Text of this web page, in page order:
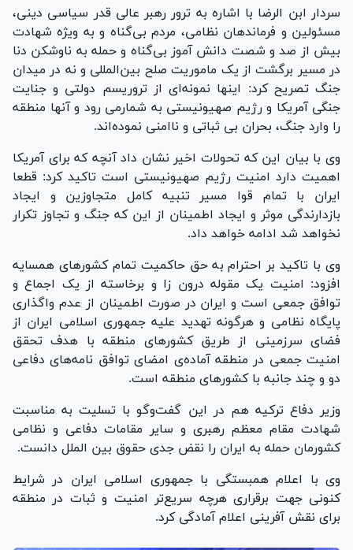
سردار ابن الرضا با اشاره به ترور رهبر عالی قدر سیاسی دینی،
مسئولین و فرماندهان نظامی، مردم بی‌گناه و به ویژه شهادت
بیش از صد و شصت دانش آموز بی‌گناه و حمله به ناوشکن دنا
در مسیر برگشت از یک ماموریت صلح بین‌المللی و نه در میدان
جنگ تصریح کرد: اینها نمونه‌ای از تروریسم دولتی و جنایت
جنگی آمریکا و رژیم صهیونیستی به شمارمی رود و آنها منطقه
را وارد جنگ، بحران بی ثباتی و ناامنی نموده‌اند.
وی با بیان این که تحولات اخیر نشان داد آنچه که برای آمریکا
اهمیت دارد امنیت رژیم صهیونیستی است تاکید کرد: قطعا
ایران با تمام قوا مسیر تنبیه کامل متجاوزین و ایجاد
بازدارندگی موثر و ایجاد اطمینان از این که جنگ و تجاوز تکرار
نخواهد شد ادامه خواهد داد.
وی با تاکید بر احترام به حق حاکمیت تمام کشور‌های همسایه
افزود: امنیت یک مقوله درون زا و برخاسته از یک اجماع و
توافق جمعی است و ایران در صورت اطمینان از عدم واگذاری
پایگاه نظامی و هرگونه تهدید علیه جمهوری اسلامی ایران از
فضای سرزمینی از طریق کشور‌های منطقه با هدف تحقق
امنیت جمعی در منطقه آماده‌ی امضای توافق نامه‌های دفاعی
دو و چند جانبه با کشور‌های منطقه است.
وزیر دفاع ترکیه هم در این گفت‌و‌گو با تسلیت به مناسبت
شهادت مقام معظم رهبری و سایر مقامات دفاعی و نظامی
کشورمان حمله به ایران را نقض جدی حقوق بین الملل دانست.
وی با اعلام همبستگی با جمهوری اسلامی ایران در شرایط
کنونی جهت برقراری هرچه سریع‌تر امنیت و ثبات در منطقه
برای نقش آفرینی اعلام آمادگی کرد.